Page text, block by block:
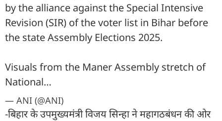
by the alliance against the Special Intensive
Revision (SIR) of the voter list in Bihar before
the state Assembly Elections 2025.
Visuals from the Maner Assembly stretch of
National…
— ANI (@ANI)
-बिहार के उपमुख्यमंत्री विजय सिन्हा ने महागठबंधन की ओर